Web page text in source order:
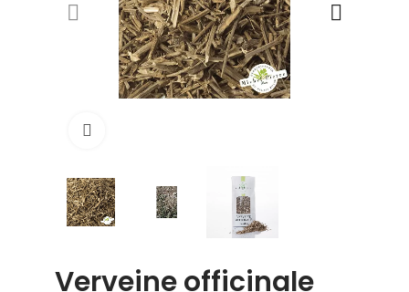
Verveine officinale